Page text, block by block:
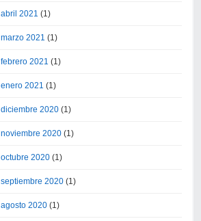
abril 2021 (1)
marzo 2021 (1)
febrero 2021 (1)
enero 2021 (1)
diciembre 2020(1)
noviembre 2020(1)
octubre 2020(1)
septiembre 2020(1)
agosto 2020(1)